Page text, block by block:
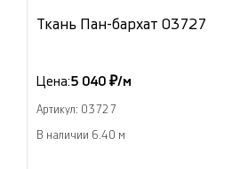
Ткань Пан-бархат 03727
Цена:5 040 ₽/м
Артикул: 03727
В наличии 6.40 м